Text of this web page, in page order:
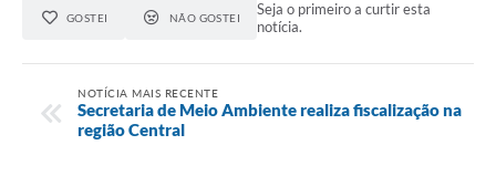
GOSTEI NÃO GOSTEI
Seja o primeiro a curtir esta
notícia.
NOTÍCIA MAIS RECENTE
Secretaria de Meio Ambiente realiza fiscalização na
região Central